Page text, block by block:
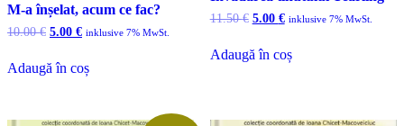
M-a înșelat, acum ce fac?
10.00€ Prețul
a
fost:
5.00 €Prețul
5.00 €.
inklusive 7% MwSt.
Adaugă în coș
11.50€ Prețul
a
fost:
5.00 €Prețul
5.00 €.
inklusive 7% MwSt.
Adaugă în coș